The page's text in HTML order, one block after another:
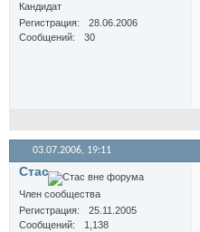
Кандидат
Регистрация
28.06.2006
Сообщений
30
03.07.2006, 19:11
Стас
Член сообщества
Регистрация
25.11.2005
Сообщений
1,138